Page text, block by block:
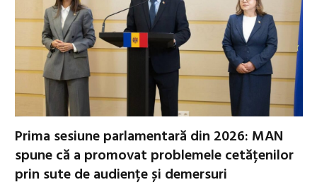
Prima sesiune parlamentară din 2026: MAN
spune că a promovat problemele cetățenilor
prin sute de audiențe și demersuri